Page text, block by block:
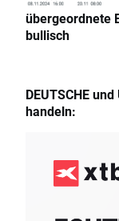
übergeordnete
bullisch
DEUTSCHE und
handeln: